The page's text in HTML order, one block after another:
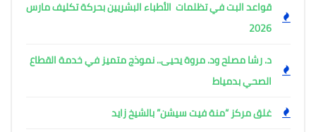
قواعد البت في تظلمات الأطباء البشريين بحركة تكليف مارس
2026
د. رشا مصلح ود. مروة يحيى.. نموذج متميز في خدمة القطاع
الصحي بدمياط
غلق مركز “منة فيت سيشن” بالشيخ زايد